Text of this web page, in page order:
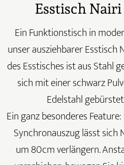
Esstisch
Ein Funktionstisch in
unser ausziehbarer Esstisch
des Esstisches ist aus Stahl
sich mit einer schwarz
Edelstahl
Ein ganz besonderes
Synchronauszug lässt sich
um 80cm verlängern.